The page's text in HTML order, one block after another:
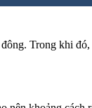
Trong khi